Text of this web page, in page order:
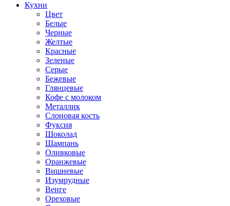
Кухни
Цвет
Белые
Черные
Желтые
Красные
Зеленые
Серые
Бежевые
Глянцевые
Кофе с молоком
Металлик
Слоновая кость
Фуксия
Шоколад
Шампань
Оливковые
Оранжевые
Вишневые
Изумрудные
Венге
Ореховые